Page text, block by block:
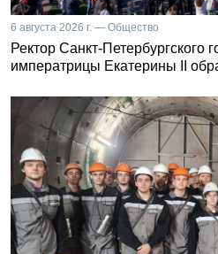
6 августа 2026 г. — Общество
Ректор Санкт-Петербургского
императрицы Екатерины II